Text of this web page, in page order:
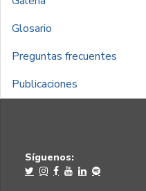
Glosario
Preguntas frecuentes
Publicaciones
Síguenos: